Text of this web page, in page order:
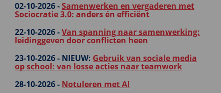
02-10-2026 -Samenwerken en vergaderen met
Sociocratie 3.0: anders én efficiënt
22-10-2026 -Van spanning naar samenwerking:
leidinggeven door conflicten heen
23-10-2026 - NIEUW: Gebruik van sociale media
op school: van losse acties naar teamwork
28-10-2026 - Notuleren met AI